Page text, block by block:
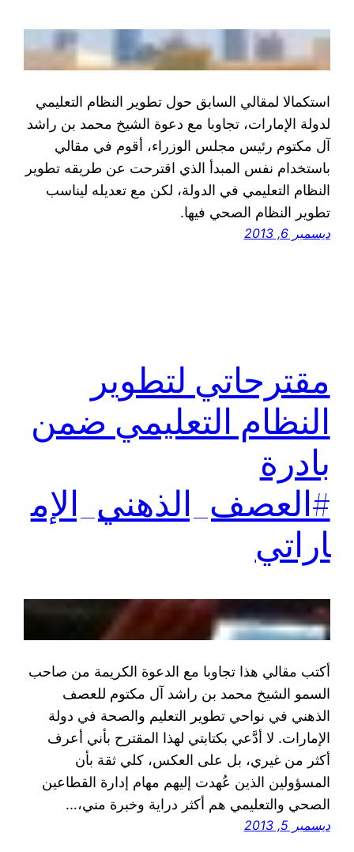
استكمالا لمقالي السابق حول تطوير النظام التعليمي
لدولة الإمارات، تجاوبا مع دعوة الشيخ محمد بن راشد
آل مكتوم رئيس مجلس الوزراء، أقوم في مقالي
باستخدام نفس المبدأ الذي اقترحت عن طريقه تطوير
النظام التعليمي في الدولة، لكن مع تعديله ليناسب
تطوير النظام الصحي فيها.
ديسمبر 6, 2013
مقترحاتي لتطوير
النظام التعليمي ضمن
بادرة
#العصف_الذهني_الإم
اراتي
أكتب مقالي هذا تجاوبا مع الدعوة الكريمة من صاحب
السمو الشيخ محمد بن راشد آل مكتوم للعصف
الذهني في نواحي تطوير التعليم والصحة في دولة
الإمارات. لا أدَّعي بكتابتي لهذا المقترح بأني أعرف
أكثر من غيري، بل على العكس، كلي ثقة بأن
المسؤولين الذين عُهدت إليهم مهام إدارة القطاعين
الصحي والتعليمي هم أكثر دراية وخبرة مني،…
ديسمبر 5, 2013